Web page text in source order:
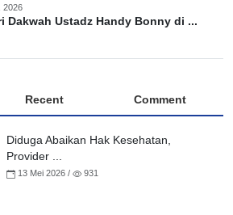
2026
Dakwah Ustadz Handy Bonny di ...
Recent Comment
Diduga Abaikan Hak Kesehatan,
Provider ...
13 Mei 2026 / 931